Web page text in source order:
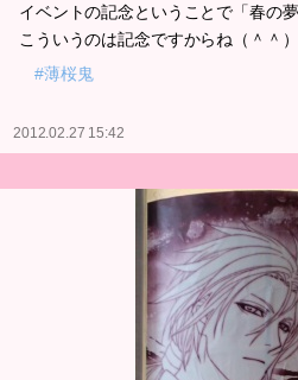
イベントの記念ということで「春の
こういうのは記念ですからね（＾＾）
#薄桜鬼
2012.02.27 15:42